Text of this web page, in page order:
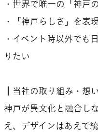
・世界で唯一の「神戸
・「神戸らしさ」を表
・イベント時以外でも
りたい
┃当社の取り組み・想い
神戸が異文化と融合し
え、デザインはあえて